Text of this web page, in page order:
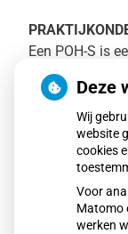
Een POH-S is
een
spreekuur
(suikerziekte),
stoppen met
huisarts. Zij is
Een POH-
patienten met
Deze
Wij
website
cookies
Voor
Matomo
werken